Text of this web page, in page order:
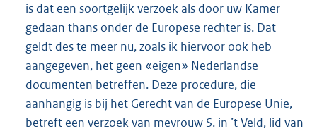
is dat een soortgelijk verzoek als door uw Kamer
gedaan thans onder de Europese rechter is. Dat
geldt des te meer nu, zoals ik hiervoor ook heb
aangegeven, het geen «eigen» Nederlandse
documenten betreffen. Deze procedure, die
aanhangig is bij het Gerecht van de Europese Unie,
betreft een verzoek van mevrouw S. in ’t Veld, lid van